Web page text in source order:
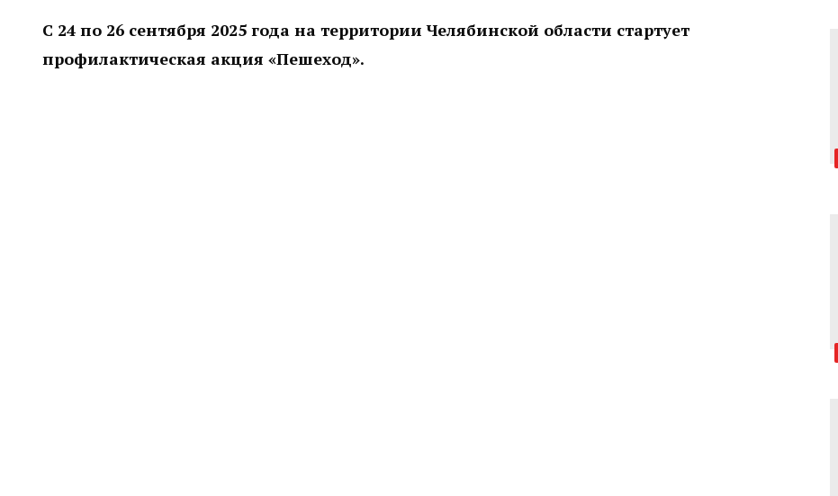
С 24 по 26 сентября 2025 года на территории Челябинской области стартует
профилактическая акция «Пешеход».